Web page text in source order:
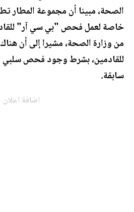
الصحة، مبينا أن مجموعة المطار
خاصة لعمل فحص "بي سي آر"
من وزارة الصحة، مشيرا إلى أن
سابقة.
اضافة اعلان